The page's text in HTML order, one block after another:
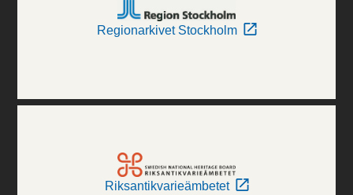
Regionarkivet Stockholm
Riksantikvarieämbetet